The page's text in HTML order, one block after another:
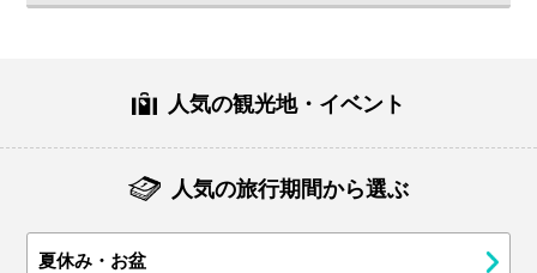
人気の観光地・イベント
人気の旅行期間から選ぶ
夏休み・お盆